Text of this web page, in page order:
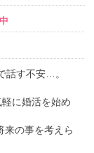
話す不安…。
に婚活を始め
来の事を考えら